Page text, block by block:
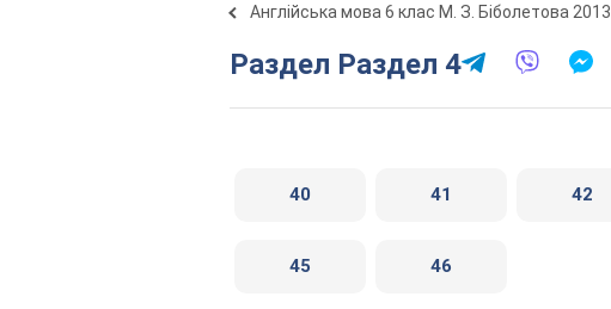
Англійська мова 6 клас М. З. Біболетова 2013
Раздел Раздел 4
40 41 42
45 46